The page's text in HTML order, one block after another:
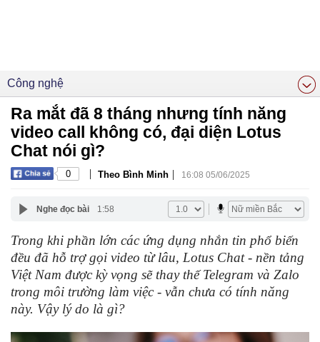
Công nghệ
Ra mắt đã 8 tháng nhưng tính năng
video call không có, đại diện Lotus
Chat nói gì?
0 | Theo Bình Minh | 16:08 05/06/2025
Nghe đọc bài 1:58
Trong khi phần lớn các ứng dụng nhắn tin phổ biến
đều đã hỗ trợ gọi video từ lâu, Lotus Chat - nền tảng
Việt Nam được kỳ vọng sẽ thay thế Telegram và Zalo
trong môi trường làm việc - vẫn chưa có tính năng
này. Vậy lý do là gì?